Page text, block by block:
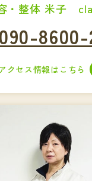
・整体 米子
090-8600-
クセス情報はこちら